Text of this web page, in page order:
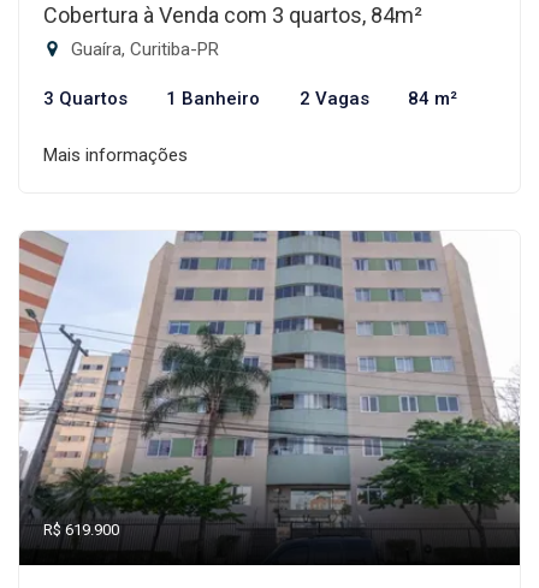
Cobertura à Venda com 3 quartos, 84m²
Guaíra, Curitiba-PR
3 Quartos 1 Banheiro 2 Vagas 84 m²
Mais informações
R$ 619.900